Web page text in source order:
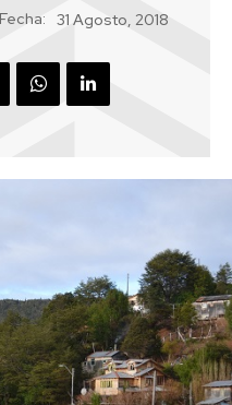
Fecha: 31 Agosto, 2018